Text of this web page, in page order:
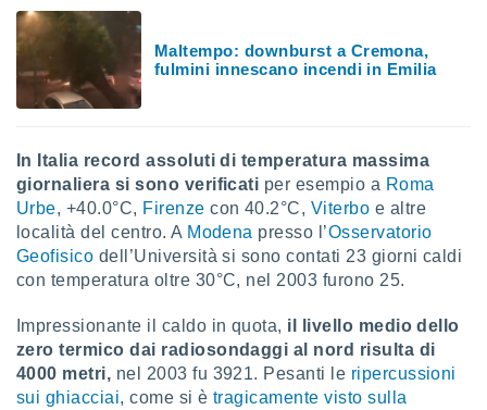
profili
per
profili
degli
dei
Maltempo: downburst a Cremona,
fulmini innescano incendi in Emilia
In Italia record assoluti di temperatura massima
giornaliera si sono verificati per esempio a Roma
Urbe, +40.0°C, Firenze con 40.2°C, Viterbo e altre
località del centro. A Modena presso l’Osservatorio
Geofisico dell’Università si sono contati 23 giorni caldi
con temperatura oltre 30°C, nel 2003 furono 25.
Impressionante il caldo in quota, il livello medio dello
zero termico dai radiosondaggi al nord risulta di
4000 metri, nel 2003 fu 3921. Pesanti le ripercussioni
sui ghiacciai, come si ètragicamente visto sulla